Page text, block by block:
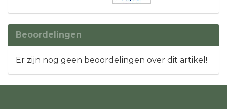
Beoordelingen
Er zijn nog geen beoordelingen over dit artikel!